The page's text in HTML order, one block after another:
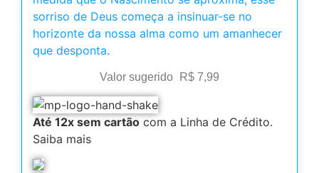
sorriso de Deus começa a insinuar-se no
horizonte da nossa alma como um amanhecer
que desponta.
Valor sugerido R$ 7,99
Até 12x sem cartão com a Linha de Crédito.
Saiba mais